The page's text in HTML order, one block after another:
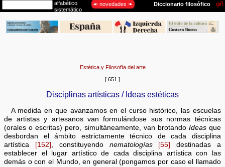
Estética y Filosofía del arte
[ 651 ]
Disciplinas artísticas / Ideas estéticas
A medida en que avanzamos en el curso histórico, las escuelas
de artistas y artesanos van formulándose sus normas técnicas
(orales o escritas) pero, simultáneamente, van brotando Ideasque
desbordan el ámbito estrictamente técnico de cada disciplina
artística
[152] , constituyendo nematologías [55]
destinadas a
establecer el lugar artístico de cada disciplina artística con las
demás o con el Mundo, en general (pongamos por caso el llamado